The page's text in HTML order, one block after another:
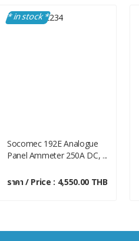
* in stock *
Socomec 192E Analogue
Panel Ammeter 250A DC, ...
ราคา / Price : 4,550.00 THB